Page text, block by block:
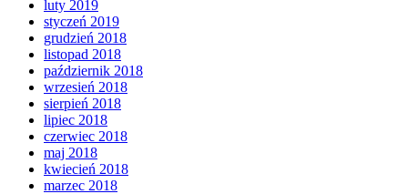
luty 2019
styczeń 2019
grudzień 2018
listopad 2018
październik 2018
wrzesień 2018
sierpień 2018
lipiec 2018
czerwiec 2018
maj 2018
kwiecień 2018
marzec 2018